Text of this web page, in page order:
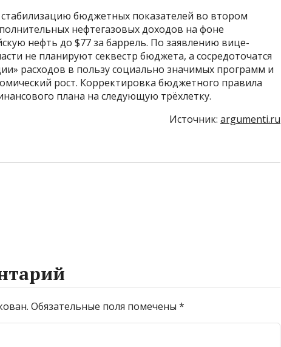
бюджетных показателей во втором
нефтегазовых доходов на фоне
нефть до $77 за баррель. По заявлению вице-
не планируют секвестр бюджета, а сосредоточатся
расходов в пользу социально значимых программ и
рост. Корректировка бюджетного правила
плана на следующую трёхлетку.
Источник: argumenti.ru
Обязательные поля помечены *